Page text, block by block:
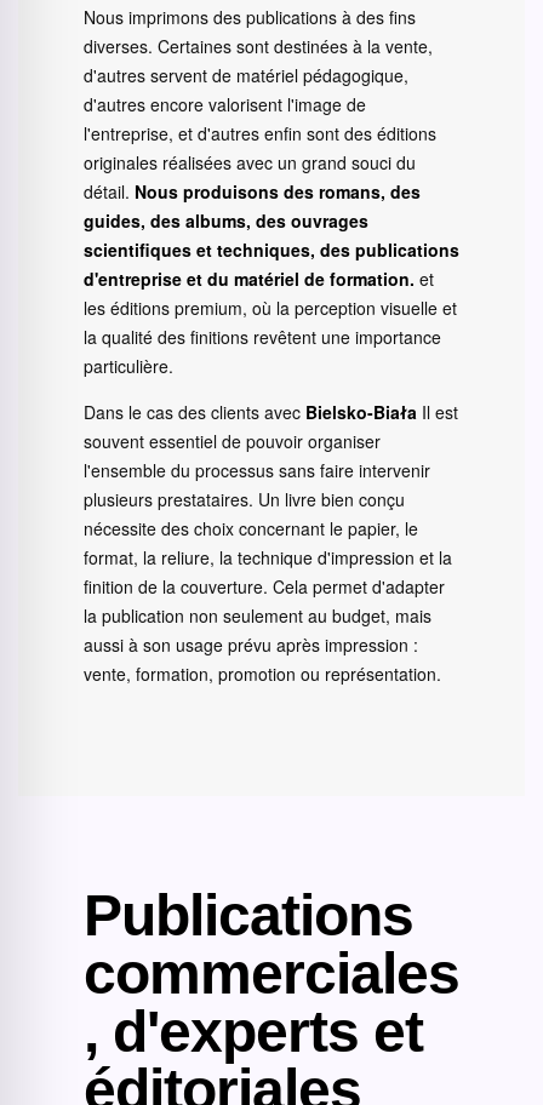
Nous imprimons des publications à des fins
diverses. Certaines sont destinées à la vente,
d'autres servent de matériel pédagogique,
d'autres encore valorisent l'image de
l'entreprise, et d'autres enfin sont des éditions
originales réalisées avec un grand souci du
détail. Nous produisons des romans, des
guides, des albums, des ouvrages
scientifiques et techniques, des publications
d'entreprise et du matériel de formation. et
les éditions premium, où la perception visuelle et
la qualité des finitions revêtent une importance
particulière.
Dans le cas des clients avec Bielsko-Biała Il est
souvent essentiel de pouvoir organiser
l'ensemble du processus sans faire intervenir
plusieurs prestataires. Un livre bien conçu
nécessite des choix concernant le papier, le
format, la reliure, la technique d'impression et la
finition de la couverture. Cela permet d'adapter
la publication non seulement au budget, mais
aussi à son usage prévu après impression :
vente, formation, promotion ou représentation.
Publications
commerciales
, d'experts et
éditoriales